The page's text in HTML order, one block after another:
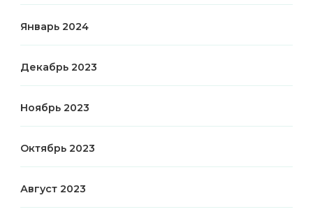
Январь 2024
Декабрь 2023
Ноябрь 2023
Октябрь 2023
Август 2023